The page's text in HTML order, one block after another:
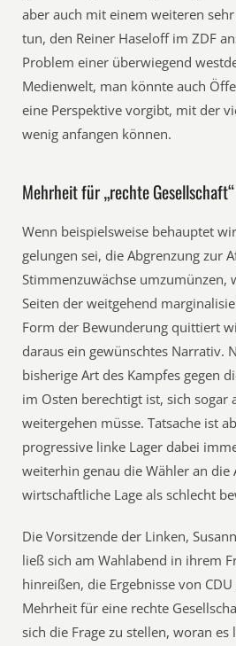
aber auch mit einem weiteren
tun, den Reiner Haseloff im ZDF
Problem einer überwiegend
Medienwelt, man könnte auch
eine Perspektive vorgibt, mit der
wenig anfangen können.
Mehrheit für „rechte Gesellschaft“
Wenn beispielsweise behauptet
gelungen sei, die Abgrenzung zur
Stimmenzuwächse umzumünzen,
Seiten der weitgehend
Form der Bewunderung quittiert
daraus ein gewünschtes Narrativ.
bisherige Art des Kampfes gegen
im Osten berechtigt ist, sich sogar
weitergehen müsse. Tatsache ist
progressive linke Lager dabei
weiterhin genau die Wähler an
wirtschaftliche Lage als schlecht
Die Vorsitzende der Linken,
ließ sich am Wahlabend in ihrem
hinreißen, die Ergebnisse von
Mehrheit für eine rechte
sich die Frage zu stellen, woran es